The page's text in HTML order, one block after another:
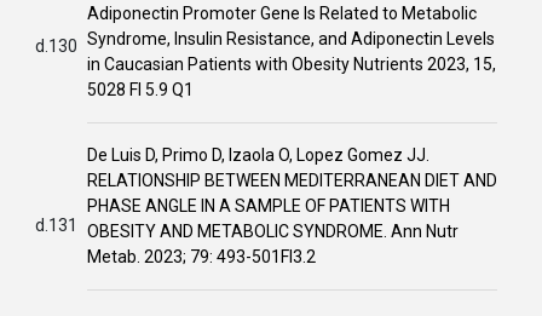
d.130
Adiponectin Promoter Gene Is Related to Metabolic
Syndrome, Insulin Resistance, and Adiponectin Levels
in Caucasian Patients with Obesity Nutrients 2023, 15,
5028 FI 5.9 Q1
d.131
De Luis D, Primo D, Izaola O, Lopez Gomez JJ.
RELATIONSHIP BETWEEN MEDITERRANEAN DIET AND
PHASE ANGLE IN A SAMPLE OF PATIENTS WITH
OBESITY AND METABOLIC SYNDROME. Ann Nutr
Metab. 2023; 79: 493-501FI3.2